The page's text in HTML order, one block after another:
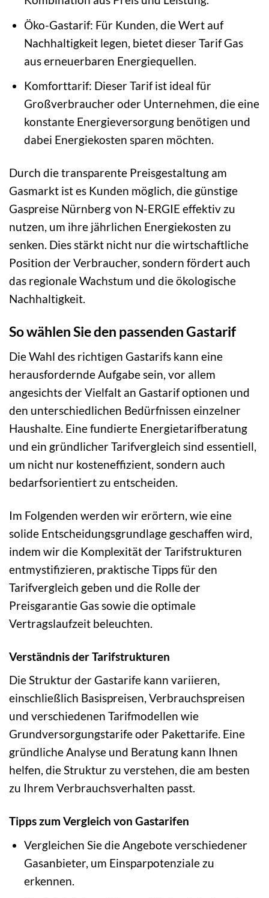
Öko-Gastarif: Für Kunden, die Wert auf
Nachhaltigkeit legen, bietet dieser Tarif Gas
aus erneuerbaren Energiequellen.
Komforttarif: Dieser Tarif ist ideal für
Großverbraucher oder Unternehmen, die eine
konstante Energieversorgung benötigen und
dabei Energiekosten sparen möchten.
Durch die transparente Preisgestaltung am
Gasmarkt ist es Kunden möglich, die günstige
Gaspreise Nürnberg von N-ERGIE effektiv zu
nutzen, um ihre jährlichen Energiekosten zu
senken. Dies stärkt nicht nur die wirtschaftliche
Position der Verbraucher, sondern fördert auch
das regionale Wachstum und die ökologische
Nachhaltigkeit.
So wählen Sie den passenden Gastarif
Die Wahl des richtigen Gastarifs kann eine
herausfordernde Aufgabe sein, vor allem
angesichts der Vielfalt an Gastarif optionen und
den unterschiedlichen Bedürfnissen einzelner
Haushalte. Eine fundierte Energietarifberatung
und ein gründlicher Tarifvergleich sind essentiell,
um nicht nur kosteneffizient, sondern auch
bedarfsorientiert zu entscheiden.
Im Folgenden werden wir erörtern, wie eine
solide Entscheidungsgrundlage geschaffen wird,
indem wir die Komplexität der Tarifstrukturen
entmystifizieren, praktische Tipps für den
Tarifvergleich geben und die Rolle der
Preisgarantie Gas sowie die optimale
Vertragslaufzeit beleuchten.
Verständnis der Tarifstrukturen
Die Struktur der Gastarife kann variieren,
einschließlich Basispreisen, Verbrauchspreisen
und verschiedenen Tarifmodellen wie
Grundversorgungstarife oder Pakettarife. Eine
gründliche Analyse und Beratung kann Ihnen
helfen, die Struktur zu verstehen, die am besten
zu Ihrem Verbrauchsverhalten passt.
Tipps zum Vergleich von Gastarifen
Vergleichen Sie die Angebote verschiedener
Gasanbieter, um Einsparpotenziale zu
erkennen.